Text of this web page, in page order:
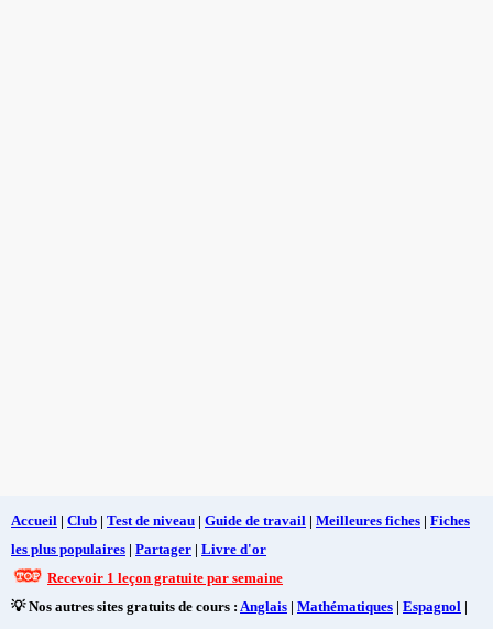
Accueil | Club | Test de niveau | Guide de travail | Meilleures fiches | Fiches
les plus populaires | Partager | Livre d'or
Recevoir 1 leçon gratuite par semaine
💡 Nos autres sites gratuits de cours : Anglais | Mathématiques | Espagnol |